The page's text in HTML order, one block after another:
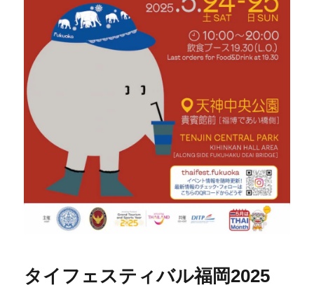
タイフェスティバル福岡2025